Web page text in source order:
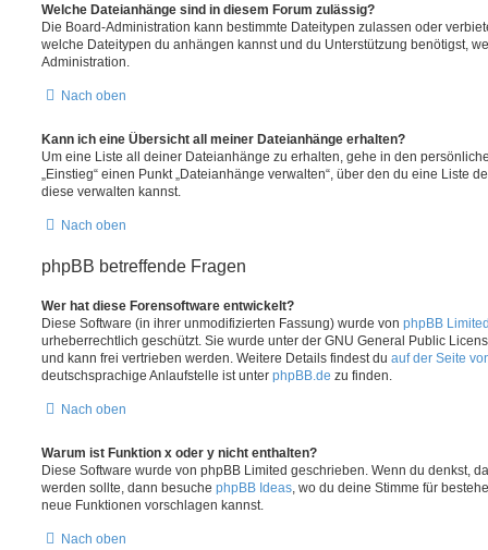
Welche Dateianhänge sind in diesem Forum zulässig?
Die Board-Administration kann bestimmte Dateitypen zulassen oder
welche Dateitypen du anhängen kannst und du Unterstützung benötigst,
Administration.
Nach oben
Kann ich eine Übersicht all meiner Dateianhänge erhalten?
Um eine Liste all deiner Dateianhänge zu erhalten, gehe in den
„Einstieg“ einen Punkt „Dateianhänge verwalten“, über den du eine Liste
diese verwalten kannst.
Nach oben
phpBB betreffende Fragen
Wer hat diese Forensoftware entwickelt?
Diese Software (in ihrer unmodifizierten Fassung) wurde von phpBB
urheberrechtlich geschützt. Sie wurde unter der GNU General Public
und kann frei vertrieben werden. Weitere Details findest du auf der Seite
deutschsprachige Anlaufstelle ist unter phpBB.de zu finden.
Nach oben
Warum ist Funktion x oder y nicht enthalten?
Diese Software wurde von phpBB Limited geschrieben. Wenn du denkst,
werden sollte, dann besuche phpBB Ideas , wo du deine Stimme für
neue Funktionen vorschlagen kannst.
Nach oben